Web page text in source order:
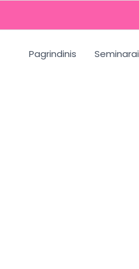
Pagrindinis Seminarai